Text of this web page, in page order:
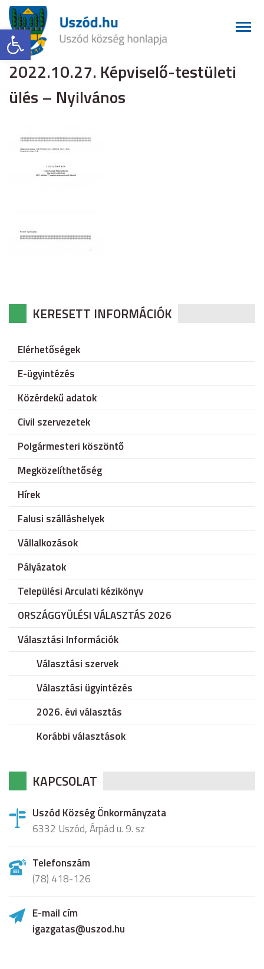
Eszköztár megnyitása
2022.10.27. Képviselő-testületi
ülés – Nyilvános
KERESETT INFORMÁCIÓK
Elérhetőségek
E-ügyintézés
Közérdekű adatok
Civil szervezetek
Polgármesteri köszöntő
Megközelíthetőség
Hírek
Falusi szálláshelyek
Vállalkozások
Pályázatok
Települési Arculati kézikönyv
ORSZÁGGYÜLÉSI VÁLASZTÁS 2026
Választási Információk
Választási szervek
Választási ügyintézés
2026. évi választás
Korábbi választások
KAPCSOLAT
Uszód Község Önkormányzata
6332 Uszód, Árpád u. 9. sz
Telefonszám
(78) 418-126
E-mail cím
igazgatas@uszod.hu